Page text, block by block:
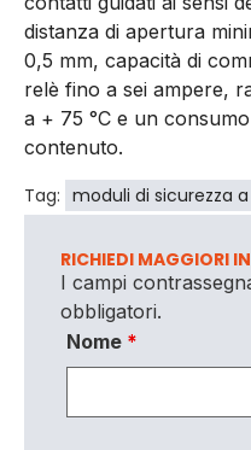
distanza di apertura
0,5 mm, capacità di
relè fino a sei ampere,
a + 75 °C e un
contenuto.
Tag: moduli di sicurezza
RICHIEDI MAGGIORI
I campi
obbligatori.
Nome *